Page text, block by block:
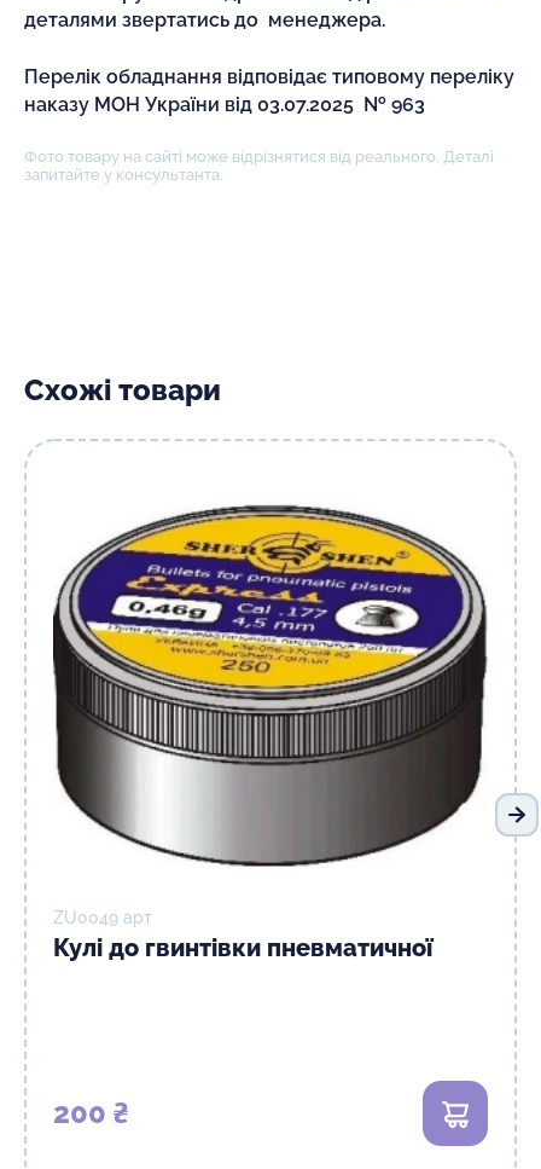
деталями звертатись до менеджера.
Перелік обладнання відповідає типовому переліку
наказу МОН України від 03.07.2025 № 963
Фото товару на сайті може відрізнятися від реального. Деталі
запитайте у консультанта.
Схожі товари
ZU0049 арт
Кулі до гвинтівки пневматичної
200 ₴ В кошик